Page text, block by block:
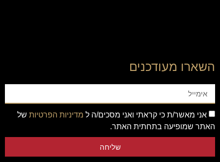
השארו מעודכנים
אני מאשר/ת כי קראתי ואני מסכים/ה ל מדיניות הפרטיות של
האתר שמופיעה בתחתית האתר.
שליחה